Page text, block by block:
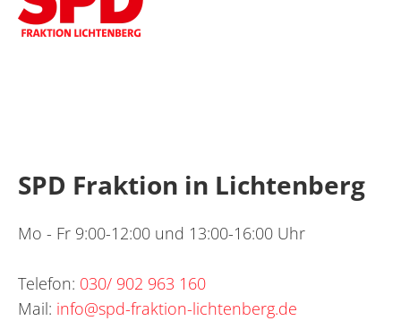
SPD Fraktion in Lichtenberg
Mo - Fr 9:00-12:00 und 13:00-16:00 Uhr
Telefon: 030/ 902 963 160
Mail: info@spd-fraktion-lichtenberg.de